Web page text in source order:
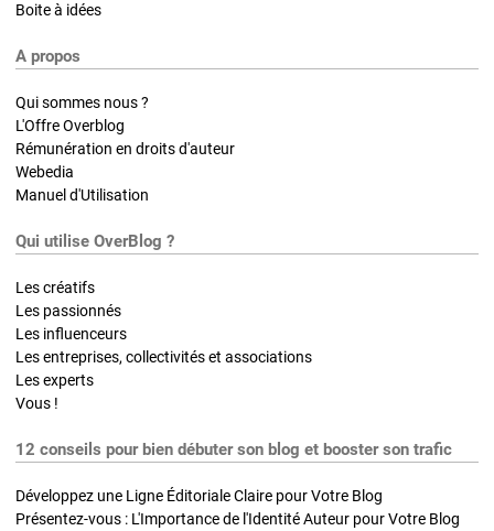
Boite à idées
A propos
Qui sommes nous ?
L'Offre Overblog
Rémunération en droits d'auteur
Webedia
Manuel d'Utilisation
Qui utilise OverBlog ?
Les créatifs
Les passionnés
Les influenceurs
Les entreprises, collectivités et associations
Les experts
Vous !
12 conseils pour bien débuter son blog et booster son trafic
Développez une Ligne Éditoriale Claire pour Votre Blog
Présentez-vous : L'Importance de l'Identité Auteur pour Votre Blog